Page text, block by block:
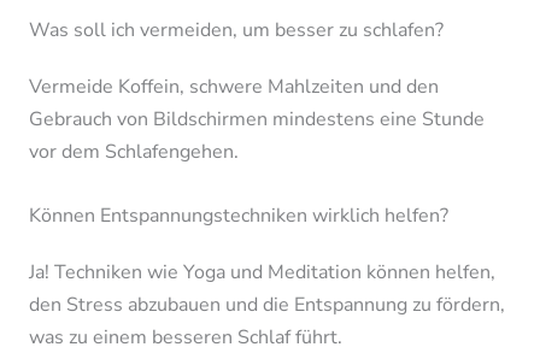
Was soll ich vermeiden, um besser zu schlafen?
Vermeide Koffein, schwere Mahlzeiten und den
Gebrauch von Bildschirmen mindestens eine Stunde
vor dem Schlafengehen.
Können Entspannungstechniken wirklich helfen?
Ja! Techniken wie Yoga und Meditation können helfen,
den Stress abzubauen und die Entspannung zu fördern,
was zu einem besseren Schlaf führt.